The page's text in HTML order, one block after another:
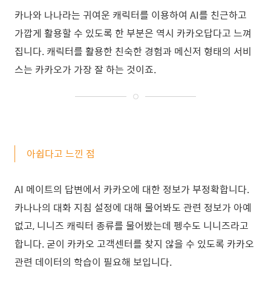
카나와 나나라는 귀여운 캐릭터를 이용하여 AI를 친근하고
가깝게 활용할 수 있도록 한 부분은 역시 카카오답다고 느껴
집니다. 캐릭터를 활용한 친숙한 경험과 메신저 형태의 서비
스는 카카오가 가장 잘 하는 것이죠.
아쉽다고 느낀 점
AI 메이트의 답변에서 카카오에 대한 정보가 부정확합니다.
카나나의 대화 지침 설정에 대해 물어봐도 관련 정보가 아예
없고, 니니즈 캐릭터 종류를 물어봤는데 펭수도 니니즈라고
합니다. 굳이 카카오 고객센터를 찾지 않을 수 있도록 카카오
관련 데이터의 학습이 필요해 보입니다.